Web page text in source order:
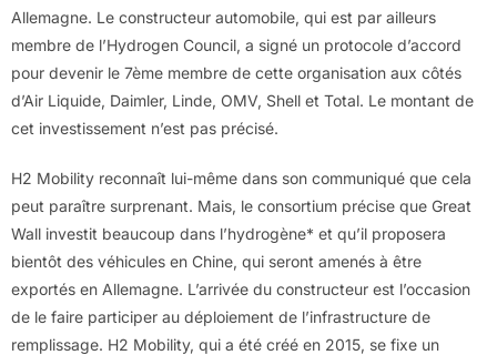
Allemagne. Le constructeur automobile, qui est par ailleurs
membre de l’Hydrogen Council, a signé un protocole d’accord
pour devenir le 7ème membre de cette organisation aux côtés
d’Air Liquide, Daimler, Linde, OMV, Shell et Total. Le montant de
cet investissement n’est pas précisé.
H2 Mobility reconnaît lui-même dans son communiqué que cela
peut paraître surprenant. Mais, le consortium précise que Great
Wall investit beaucoup dans l’hydrogène* et qu’il proposera
bientôt des véhicules en Chine, qui seront amenés à être
exportés en Allemagne. L’arrivée du constructeur est l’occasion
de le faire participer au déploiement de l’infrastructure de
remplissage. H2 Mobility, qui a été créé en 2015, se fixe un